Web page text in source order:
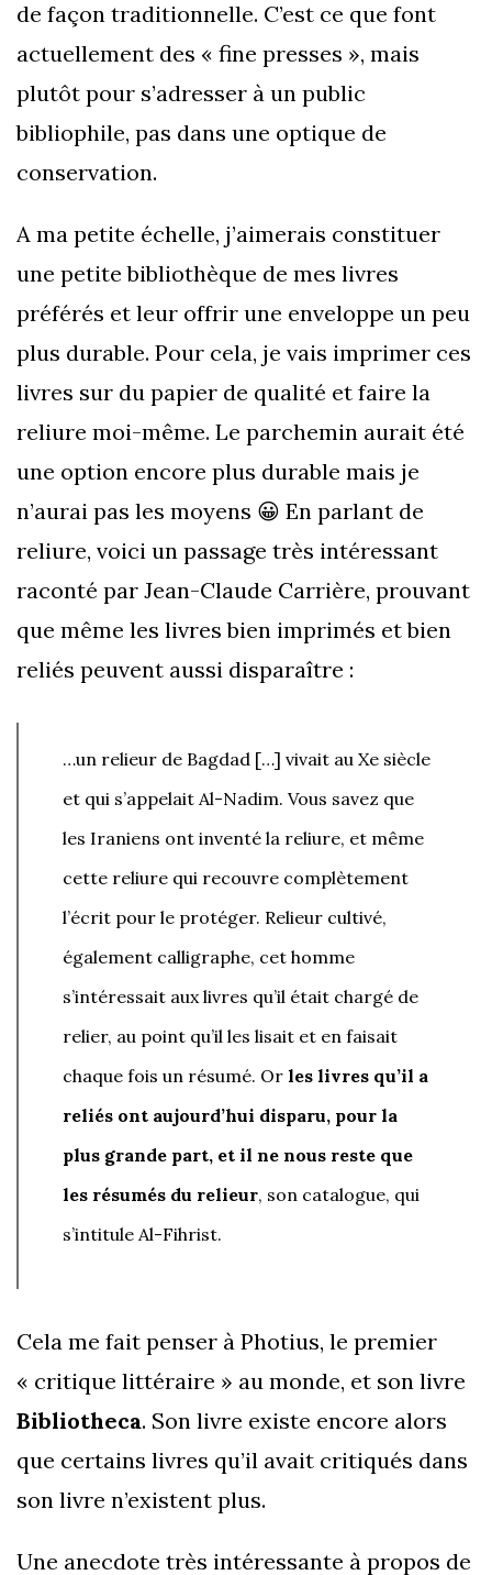
de façon traditionnelle. C’est ce que font
actuellement des « fine presses », mais
plutôt pour s’adresser à un public
bibliophile, pas dans une optique de
conservation.
A ma petite échelle, j’aimerais constituer
une petite bibliothèque de mes livres
préférés et leur offrir une enveloppe un peu
plus durable. Pour cela, je vais imprimer ces
livres sur du papier de qualité et faire la
reliure moi-même. Le parchemin aurait été
une option encore plus durable mais je
n’aurai pas les moyens 😀 En parlant de
reliure, voici un passage très intéressant
raconté par Jean-Claude Carrière, prouvant
que même les livres bien imprimés et bien
reliés peuvent aussi disparaître :
…un relieur de Bagdad […] vivait au Xe siècle
et qui s’appelait Al-Nadim. Vous savez que
les Iraniens ont inventé la reliure, et même
cette reliure qui recouvre complètement
l’écrit pour le protéger. Relieur cultivé,
également calligraphe, cet homme
s’intéressait aux livres qu’il était chargé de
relier, au point qu’il les lisait et en faisait
chaque fois un résumé. Or les livres qu’il a
reliés ont aujourd’hui disparu, pour la
plus grande part, et il ne nous reste que
les résumés du relieur, son catalogue, qui
s’intitule Al-Fihrist.
Cela me fait penser à Photius, le premier
« critique littéraire » au monde, et son livre
Bibliotheca. Son livre existe encore alors
que certains livres qu’il avait critiqués dans
son livre n’existent plus.
Une anecdote très intéressante à propos de